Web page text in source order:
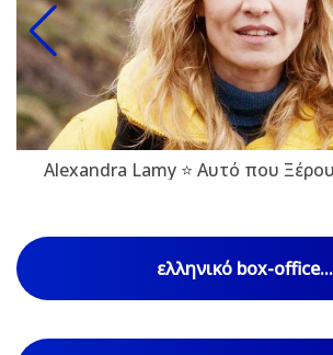
Alexandra Lamy ⭐ Αυτό που
ελληνικό box-office...